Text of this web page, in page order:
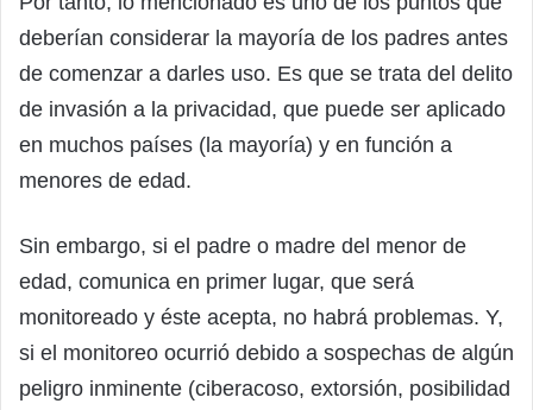
deberían considerar la mayoría de los padres antes
de comenzar a darles uso. Es que se trata del delito
de invasión a la privacidad, que puede ser aplicado
en muchos países (la mayoría) y en función a
menores de edad.
Sin embargo, si el padre o madre del menor de
edad, comunica en primer lugar, que será
monitoreado y éste acepta, no habrá problemas. Y,
si el monitoreo ocurrió debido a sospechas de algún
peligro inminente (ciberacoso, extorsión, posibilidad